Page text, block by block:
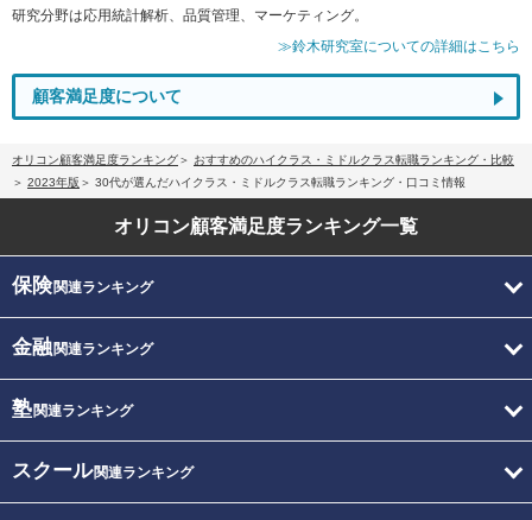
研究分野は応用統計解析、品質管理、マーケティング。
≫鈴木研究室についての詳細はこちら
顧客満足度について
オリコン顧客満足度ランキング
おすすめのハイクラス・ミドルクラス転職ランキング・比較
2023年版
30代が選んだハイクラス・ミドルクラス転職ランキング・口コミ情報
オリコン顧客満足度ランキング一覧
保険関連ランキング
金融関連ランキング
塾関連ランキング
スクール関連ランキング